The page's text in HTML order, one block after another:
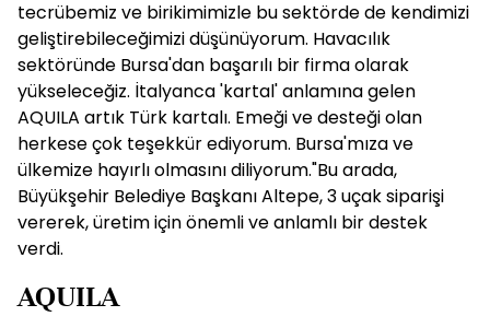
tecrübemiz ve birikimimizle bu sektörde de kendimizi
geliştirebileceğimizi düşünüyorum. Havacılık
sektöründe Bursa'dan başarılı bir firma olarak
yükseleceğiz. İtalyanca 'kartal' anlamına gelen
AQUILA artık Türk kartalı. Emeği ve desteği olan
herkese çok teşekkür ediyorum. Bursa'mıza ve
ülkemize hayırlı olmasını diliyorum."Bu arada,
Büyükşehir Belediye Başkanı Altepe, 3 uçak siparişi
vererek, üretim için önemli ve anlamlı bir destek
verdi.
AQUILA